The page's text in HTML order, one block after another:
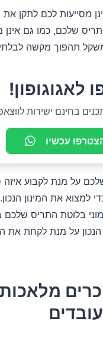
שלכם, כמו גם אינן
תהפוך מקשה
לאגוגופון!
בחינם ישירות
עכשיו
על מנת לקבוע איזה
למצוא את המינון
בלוטת התריס שלכם
על מנת לקחת את